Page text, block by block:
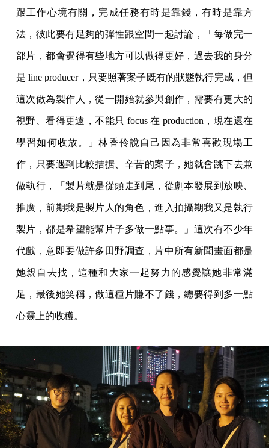
跟工作心境有關，完成任務有時是靠錢，有時是靠方
法，彼此要有足夠的彈性跟空間一起討論，「每做完一
部片，都會覺得有些地方可以做得更好，過去我的身分
是 line producer，只要照著案子既有的狀態執行完成，但
這次做為製作人，從一開始就參與創作，需要有更大的
視野、看得更遠，不能只 focus 在 production，現在還在
學習如何收放。」林香伶說自己因為非常喜歡現場工
作，只要遇到比較拮据、辛苦的案子，她就會跳下去兼
做執行，「製片就是從頭走到尾，從劇本發展到放映、
推廣，前期我是製片人的角色，進入拍攝期我又是執行
製片，都是希望能幫片子多做一點事。」這次有不少年
代戲，意即要做許多田野調查，片中所有新聞畫面都是
她親自去找，這種和大家一起努力的感覺讓她非常滿
足，最後她笑稱，做這種片賺不了錢，總要得到多一點
心靈上的收穫。